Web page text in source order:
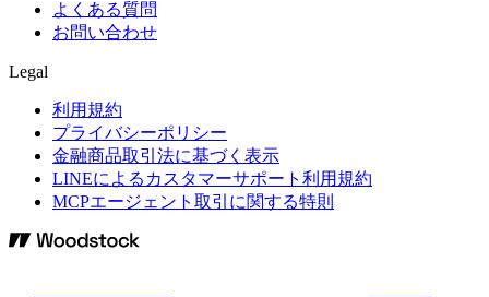
よくある質問
お問い合わせ
Legal
利用規約
プライバシーポリシー
金融商品取引法に基づく表示
LINEによるカスタマーサポート利用規約
MCPエージェント取引に関する特則